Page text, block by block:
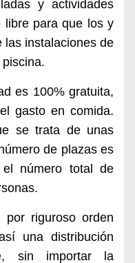
y actividades
libre para que los y
las instalaciones de
es 100% gratuita,
gasto en comida.
se trata de unas
de plazas es
número total de
por riguroso orden
una distribución
sin importar la